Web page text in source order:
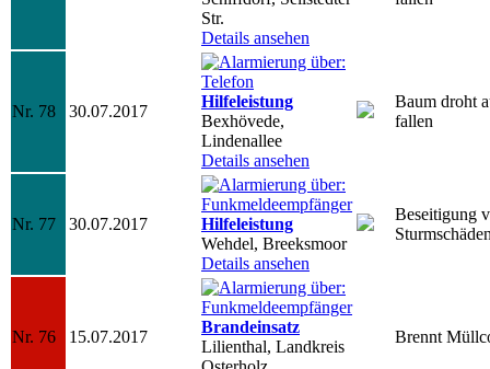
Str.
Details ansehen
Nr. 78 30.07.2017
Hilfeleistung
Bexhövede,
Lindenallee
Details ansehen
Baum droht
fallen
Nr. 77 30.07.2017
Hilfeleistung
Wehdel, Breeksmoor
Details ansehen
Beseitigung
Nr. 76 15.07.2017
Brandeinsatz
Lilienthal, Landkreis
Brennt